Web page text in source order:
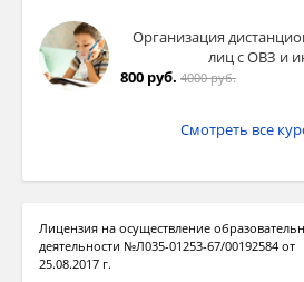
Организация
лиц с ОВЗ и
800 руб. 4000 руб.
Смотреть все
Лицензия на осуществление
деятельности №Л035-01253-67/00192584 от
25.08.2017 г.